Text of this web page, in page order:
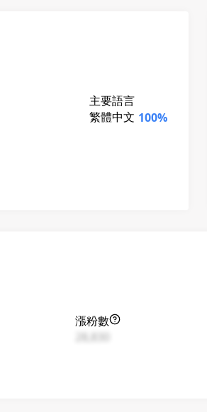
主要語言
繁體中文 100%
漲粉數